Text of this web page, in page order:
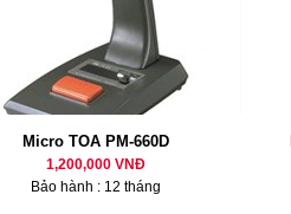
Micro TOA PM-660D
1,200,000 VNĐ
Bảo hành : 12 tháng